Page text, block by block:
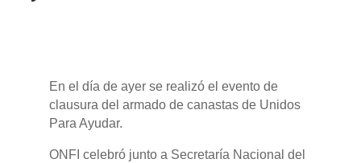
En el día de ayer se realizó el evento de
clausura del armado de canastas de Unidos
Para Ayudar.
ONFI celebró junto a Secretaría Nacional del